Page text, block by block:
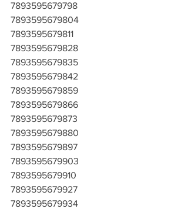
7893595679798
7893595679804
7893595679811
7893595679828
7893595679835
7893595679842
7893595679859
7893595679866
7893595679873
7893595679880
7893595679897
7893595679903
7893595679910
7893595679927
7893595679934